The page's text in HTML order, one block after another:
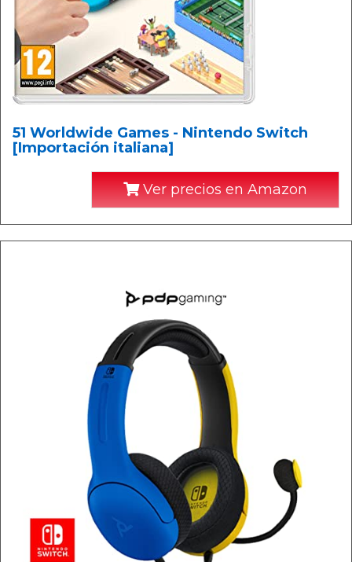
51 Worldwide Games - Nintendo Switch
[Importación italiana]
Ver precios en Amazon